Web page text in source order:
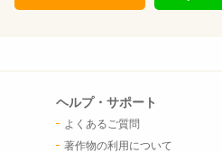
ヘルプ・サポート
よくあるご質問
著作物の利用について